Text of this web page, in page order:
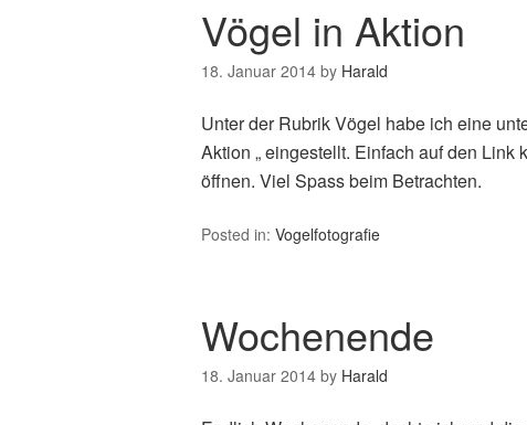
Vögel in Aktion
18. Januar 2014 by Harald
Unter der Rubrik Vögel habe ich eine
Aktion „ eingestellt. Einfach auf den
öffnen. Viel Spass beim Betrachten.
Posted in: Vogelfotografie
Wochenende
18. Januar 2014 by Harald